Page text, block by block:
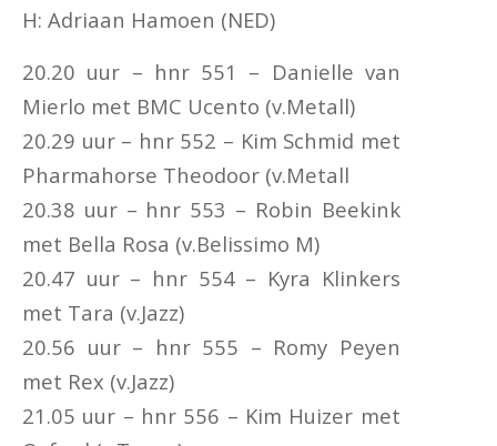
H: Adriaan Hamoen (NED)
20.20 uur – hnr 551 – Danielle van
Mierlo met BMC Ucento (v.Metall)
20.29 uur – hnr 552 – Kim Schmid met
Pharmahorse Theodoor (v.Metall
20.38 uur – hnr 553 – Robin Beekink
met Bella Rosa (v.Belissimo M)
20.47 uur – hnr 554 – Kyra Klinkers
met Tara (v.Jazz)
20.56 uur – hnr 555 – Romy Peyen
met Rex (v.Jazz)
21.05 uur – hnr 556 – Kim Huizer met